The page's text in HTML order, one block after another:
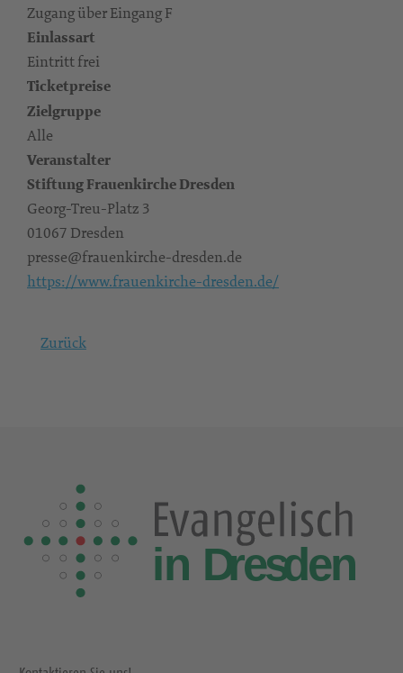
Zugang über Eingang F
Einlassart
Eintritt frei
Ticketpreise
Zielgruppe
Alle
Veranstalter
Stiftung Frauenkirche Dresden
Georg-Treu-Platz 3
01067 Dresden
presse@frauenkirche-dresden.de
https://www.frauenkirche-dresden.de/
Zurück